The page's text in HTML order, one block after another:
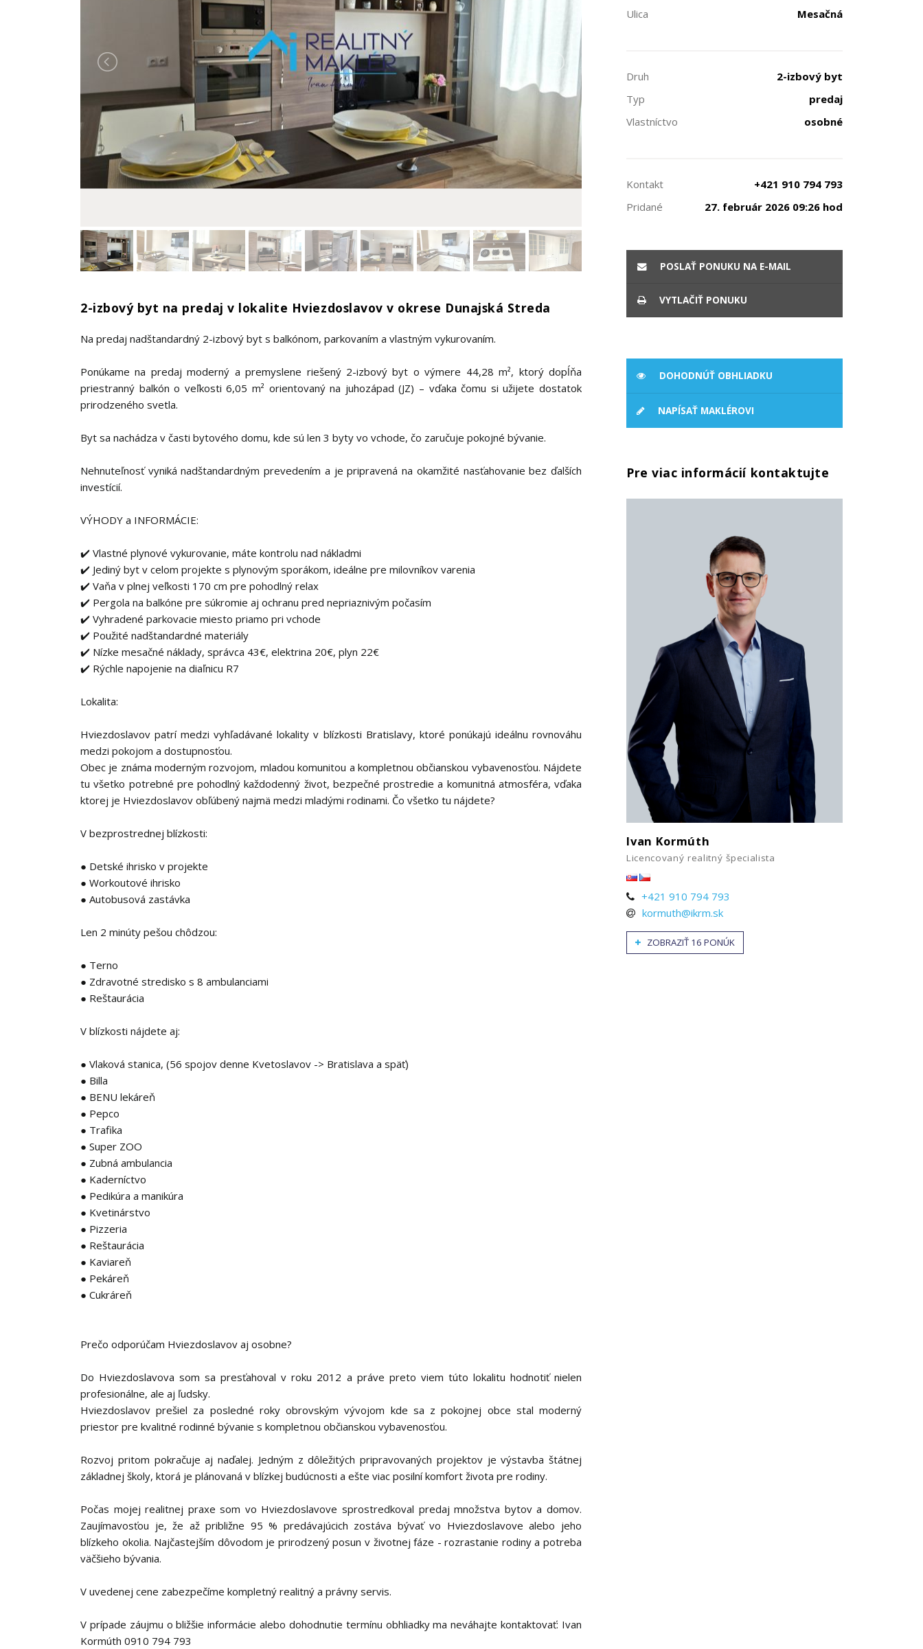
2-izbový byt na predaj v lokalite Hviezdoslavov v okrese Dunajská Streda
Na predaj nadštandardný 2-izbový byt s balkónom, parkovaním a vlastným vykurovaním.
Ponúkame na predaj moderný a premyslene riešený 2-izbový byt o výmere 44,28 m², ktorý dopĺňa
priestranný balkón o veľkosti 6,05 m² orientovaný na juhozápad (JZ) – vďaka čomu si užijete dostatok
prirodzeného svetla.
Byt sa nachádza v časti bytového domu, kde sú len 3 byty vo vchode, čo zaručuje pokojné bývanie.
Nehnuteľnosť vyniká nadštandardným prevedením a je pripravená na okamžité nasťahovanie bez ďalších
investícií.
VÝHODY a INFORMÁCIE:
✔️ Vlastné plynové vykurovanie, máte kontrolu nad nákladmi
✔️ Jediný byt v celom projekte s plynovým sporákom, ideálne pre milovníkov varenia
✔️ Vaňa v plnej veľkosti 170 cm pre pohodlný relax
✔️ Pergola na balkóne pre súkromie aj ochranu pred nepriaznivým počasím
✔️ Vyhradené parkovacie miesto priamo pri vchode
✔️ Použité nadštandardné materiály
✔️ Nízke mesačné náklady, správca 43€, elektrina 20€, plyn 22€
✔️ Rýchle napojenie na diaľnicu R7
Lokalita:
Hviezdoslavov patrí medzi vyhľadávané lokality v blízkosti Bratislavy, ktoré ponúkajú ideálnu rovnováhu
medzi pokojom a dostupnosťou.
Obec je známa moderným rozvojom, mladou komunitou a kompletnou občianskou vybavenosťou. Nájdete
tu všetko potrebné pre pohodlný každodenný život, bezpečné prostredie a komunitná atmosféra, vďaka
ktorej je Hviezdoslavov obľúbený najmä medzi mladými rodinami. Čo všetko tu nájdete?
V bezprostrednej blízkosti:
● Detské ihrisko v projekte
● Workoutové ihrisko
● Autobusová zastávka
Len 2 minúty pešou chôdzou:
● Terno
● Zdravotné stredisko s 8 ambulanciami
● Reštaurácia
V blízkosti nájdete aj:
● Vlaková stanica, (56 spojov denne Kvetoslavov -> Bratislava a späť)
● Billa
● BENU lekáreň
● Pepco
● Trafika
● Super ZOO
● Zubná ambulancia
● Kaderníctvo
● Pedikúra a manikúra
● Kvetinárstvo
● Pizzeria
● Reštaurácia
● Kaviareň
● Pekáreň
● Cukráreň
Prečo odporúčam Hviezdoslavov aj osobne?
Do Hviezdoslavova som sa presťahoval v roku 2012 a práve preto viem túto lokalitu hodnotiť nielen
profesionálne, ale aj ľudsky.
Hviezdoslavov prešiel za posledné roky obrovským vývojom kde sa z pokojnej obce stal moderný
priestor pre kvalitné rodinné bývanie s kompletnou občianskou vybavenosťou.
Rozvoj pritom pokračuje aj naďalej. Jedným z dôležitých pripravovaných projektov je výstavba štátnej
základnej školy, ktorá je plánovaná v blízkej budúcnosti a ešte viac posilní komfort života pre rodiny.
Počas mojej realitnej praxe som vo Hviezdoslavove sprostredkoval predaj množstva bytov a domov.
Zaujímavosťou je, že až približne 95 % predávajúcich zostáva bývať vo Hviezdoslavove alebo jeho
blízkeho okolia. Najčastejším dôvodom je prirodzený posun v životnej fáze - rozrastanie rodiny a potreba
väčšieho bývania.
V uvedenej cene zabezpečíme kompletný realitný a právny servis.
V prípade záujmu o bližšie informácie alebo dohodnutie termínu obhliadky ma neváhajte kontaktovať: Ivan
Kormúth 0910 794 793
Ulica
Mesačná
Druh
2-izbový byt
Typ
predaj
Vlastníctvo
osobné
Kontakt
+421 910 794 793
Pridané
27. február 2026 09:26 hod
POSLAŤ PONUKU NA E-MAIL
VYTLAČIŤ PONUKU
DOHODNÚŤ OBHLIADKU
NAPÍSAŤ MAKLÉROVI
Pre viac informácií kontaktujte
Ivan Kormúth
Licencovaný realitný špecialista
+421 910 794 793
kormuth@ikrm.sk
ZOBRAZIŤ 16 PONÚK